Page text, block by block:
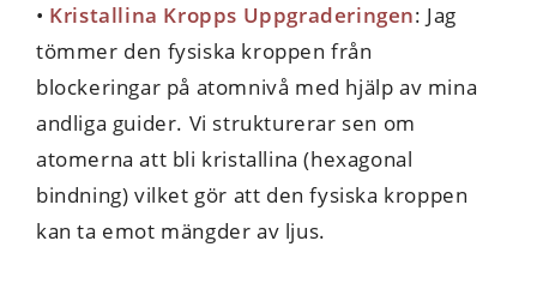
• Kristallina Kropps Uppgraderingen: Jag
tömmer den fysiska kroppen från
blockeringar på atomnivå med hjälp av mina
andliga guider. Vi strukturerar sen om
atomerna att bli kristallina (hexagonal
bindning) vilket gör att den fysiska kroppen
kan ta emot mängder av ljus.